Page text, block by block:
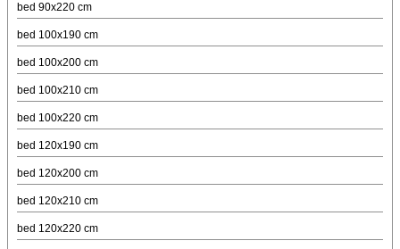
bed 90x220 cm
bed 100x190 cm
bed 100x200 cm
bed 100x210 cm
bed 100x220 cm
bed 120x190 cm
bed 120x200 cm
bed 120x210 cm
bed 120x220 cm